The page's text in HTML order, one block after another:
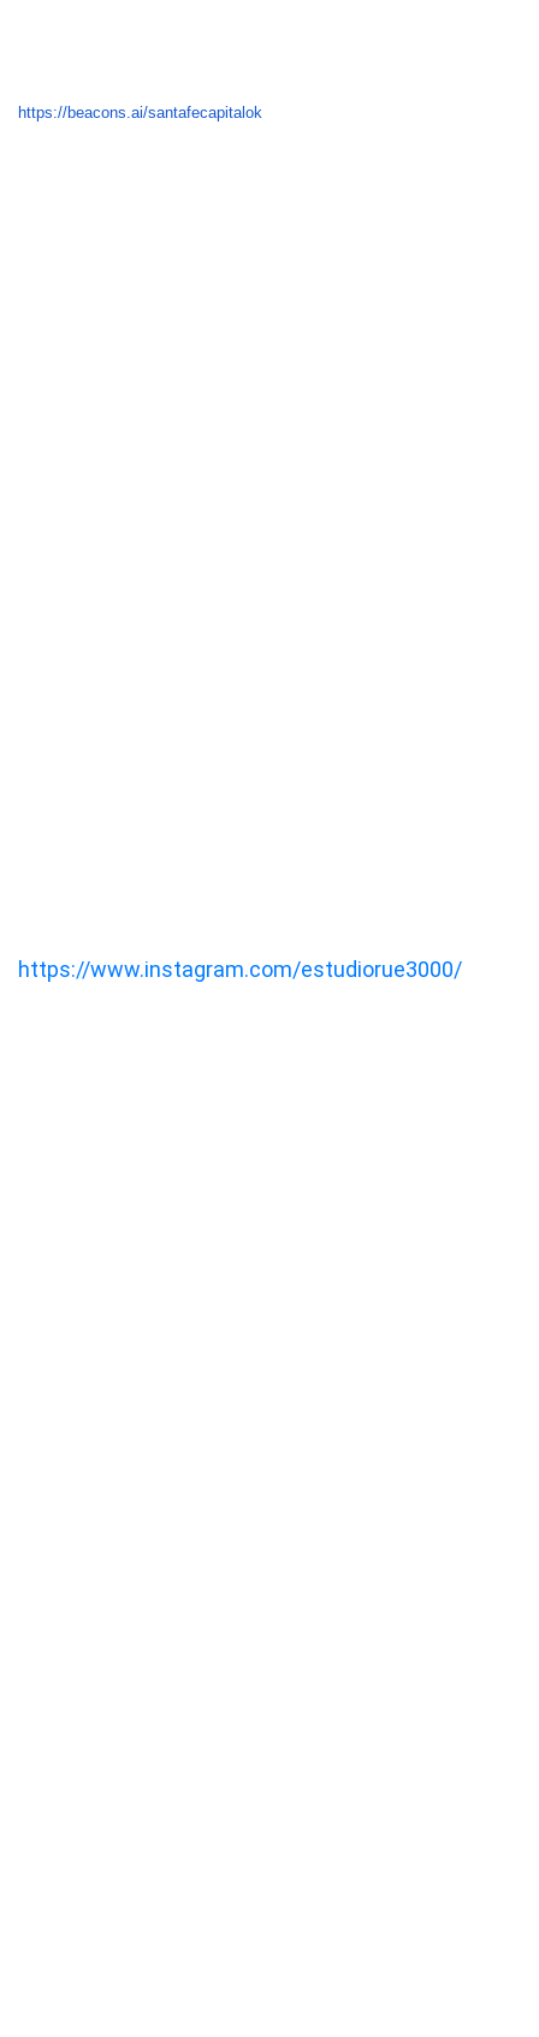
https://beacons.ai/santafecapitalok
https://www.instagram.com/estudiorue3000/